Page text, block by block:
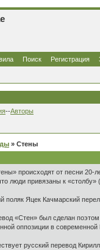
Поиск Регистрация
--Авторы
» Стены
происходят от песни 20-
люди привязаны к «столбу»
поляк Яцек Качмарский
«Стен» был сделан
оппозиции в
русский перевод